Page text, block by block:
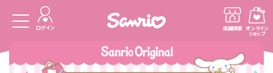
ログイン 店舗検索 オンライン
ショップ